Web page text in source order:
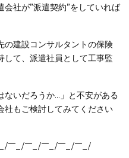
社が”派遣契約”をしていれば
の建設コンサルタントの保険
して、派遣社員として工事監
ないだろうか…」と不安がある
社もご検討してみてください
￣_/￣_/￣_/￣_/￣_/